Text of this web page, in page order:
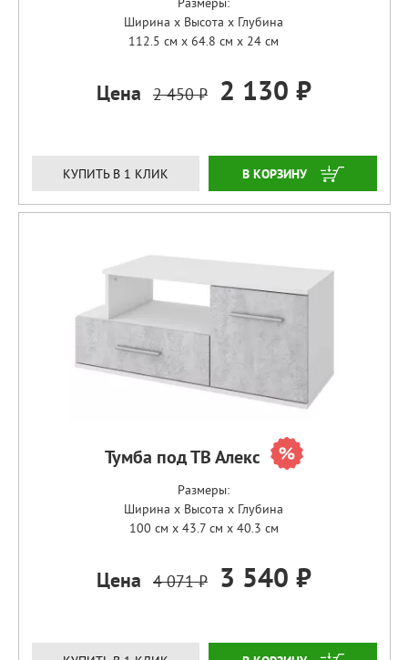
Ширина x Высота x Глубина
112.5 см x 64.8 см x 24 см
Цена 2 450 ₽ 2 130 ₽
КУПИТЬ В 1 КЛИК ЗАКАЗАТЬ
Тумба под ТВ Алекс
Размеры:
Ширина x Высота x Глубина
100 см x 43.7 см x 40.3 см
Цена 4 071 ₽ 3 540 ₽